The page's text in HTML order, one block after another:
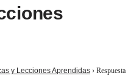
y Lecciones Aprendidas › Respuesta